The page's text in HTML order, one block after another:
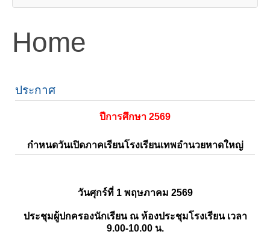
Home
ประกาศ
ปีการศึกษา 2569
กำหนดวันเปิดภาคเรียนโรงเรียนเทพอำนวยหาดใหญ่
วันศุกร์ที่ 1 พฤษภาคม 2569
ประชุมผู้ปกครองนักเรียน ณ ห้องประชุมโรงเรียน เวลา
9.00-10.00 น.